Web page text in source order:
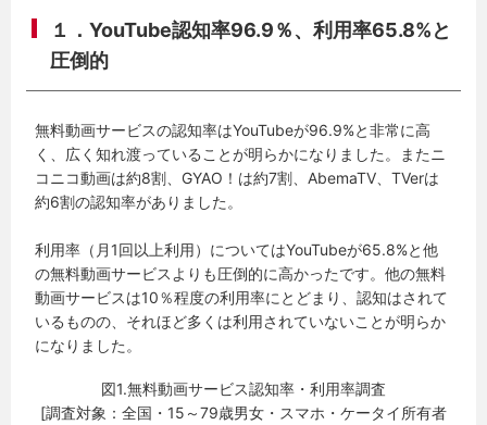
１．YouTube認知率96.9％、利用率65.8%と
圧倒的
無料動画サービスの認知率はYouTubeが96.9%と非常に高
く、広く知れ渡っていることが明らかになりました。またニ
コニコ動画は約8割、GYAO！は約7割、AbemaTV、TVerは
約6割の認知率がありました。
利用率（月1回以上利用）についてはYouTubeが65.8%と他
の無料動画サービスよりも圧倒的に高かったです。他の無料
動画サービスは10％程度の利用率にとどまり、認知はされて
いるものの、それほど多くは利用されていないことが明らか
になりました。
図1.無料動画サービス認知率・利用率調査
[調査対象：全国・15～79歳男女・スマホ・ケータイ所有者